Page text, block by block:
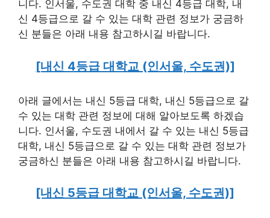
니다. 인서울, 수도권 대학 중 내신 4등급 대학, 내
신 4등급으로 갈 수 있는 대학 관련 정보가 궁금하
신 분들은 아래 내용 참고하시길 바랍니다.
[내신 4등급 대학교 (인서울, 수도권)]
아래 글에서는 내신 5등급 대학, 내신 5등급으로 갈
수 있는 대학 관련 정보에 대해 알아보도록 하겠습
니다. 인서울, 수도권 내에서 갈 수 있는 내신 5등급
대학, 내신 5등급으로 갈 수 있는 대학 관련 정보가
궁금하신 분들은 아래 내용 참고하시길 바랍니다.
[내신 5등급 대학교 (인서울, 수도권)]